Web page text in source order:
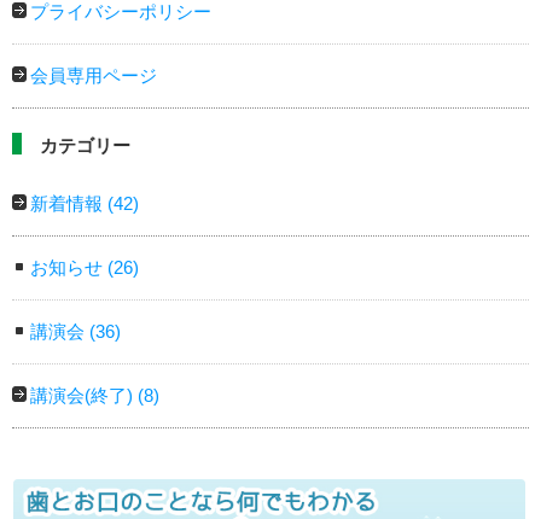
プライバシーポリシー
会員専用ページ
カテゴリー
新着情報 (42)
お知らせ (26)
講演会 (36)
講演会(終了) (8)